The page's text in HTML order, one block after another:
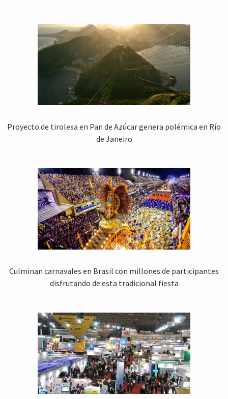
Proyecto de tirolesa en Pan de Azúcar genera polémica en Río
de Janeiro
Culminan carnavales en Brasil con millones de participantes
disfrutando de esta tradicional fiesta